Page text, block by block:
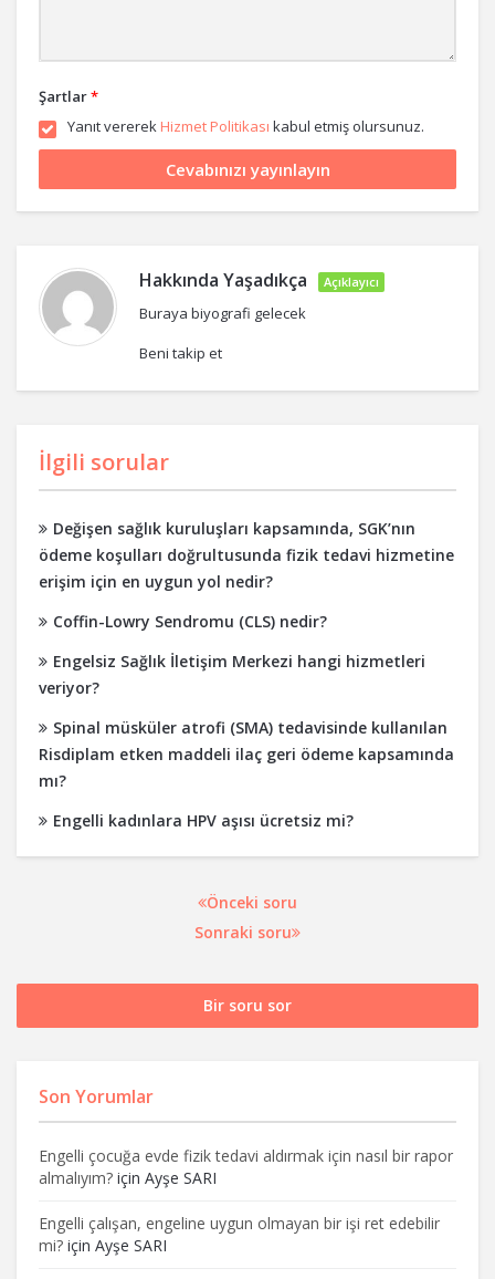
Şartlar*
Yanıt vererek Hizmet Politikası kabul etmiş olursunuz.
Hakkında Yaşadıkça Açıklayıcı
Buraya biyografi gelecek
Beni takip et
İlgili sorular
Değişen sağlık kuruluşları kapsamında, SGK’nın
ödeme koşulları doğrultusunda fizik tedavi hizmetine
erişim için en uygun yol nedir?
Coffin-Lowry Sendromu (CLS) nedir?
Engelsiz Sağlık İletişim Merkezi hangi hizmetleri
veriyor?
Spinal müsküler atrofi (SMA) tedavisinde kullanılan
Risdiplam etken maddeli ilaç geri ödeme kapsamında
mı?
Engelli kadınlara HPV aşısı ücretsiz mi?
Önceki soru
Sonraki soru
Bir soru sor
Son Yorumlar
Engelli çocuğa evde fizik tedavi aldırmak için nasıl bir rapor
almalıyım? için Ayşe SARI
Engelli çalışan, engeline uygun olmayan bir işi ret edebilir
mi? için Ayşe SARI